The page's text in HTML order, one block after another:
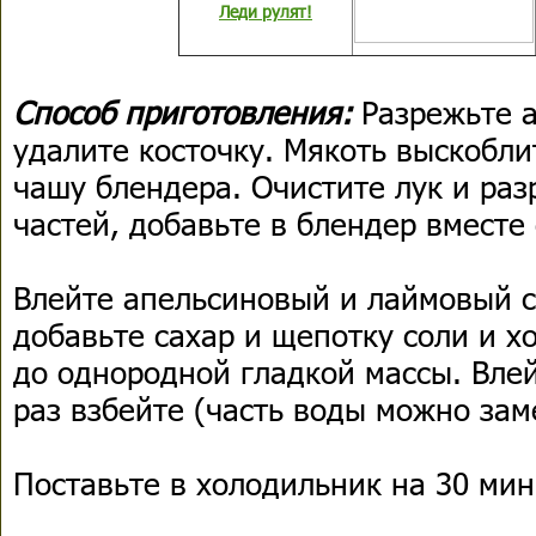
Леди рулят!
Способ приготовления:Разрежьте
удалите косточку. Мякоть
чашу блендера. Очистите лук и
частей, добавьте в блендер
Влейте апельсиновый и лаймовый
добавьте сахар и щепотку соли и
до однородной гладкой массы.
раз взбейте (часть воды можно
Поставьте в холодильник на 30